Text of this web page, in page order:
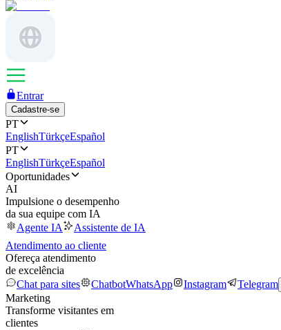
Entrar
Cadastre-se
PT
EnglishTürkçeEspañol
PT
EnglishTürkçeEspañol
Oportunidades
AI
Impulsione o desempenho
da sua equipe com IA
Agente IA
Assistente de IA
Atendimento ao cliente
Ofereça atendimento
de excelência
Chat para sites
ChatbotWhatsApp Instagram Telegram
Marketing
Transforme visitantes em
clientes